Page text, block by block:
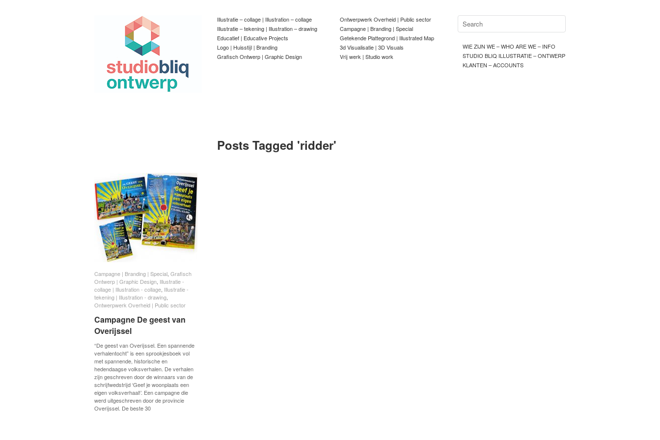
Illustratie – collage | Illustration – collage
Illustratie – tekening | Illustration – drawing
Educatief | Educative Projects
Logo | Huisstijl | Branding
Grafisch Ontwerp | Graphic Design
Ontwerpwerk Overheid | Public sector
Campagne | Branding | Special
Getekende Plattegrond | Illustrated Map
3d Visualisatie | 3D Visuals
Vrij werk | Studio work
WIE ZIJN WE – WHO ARE WE – INFO
STUDIO BLIQ ILLUSTRATIE – ONTWERP
KLANTEN – ACCOUNTS
Posts Tagged 'ridder'
Campagne | Branding | Special Grafisch
Ontwerp | Graphic Design Illustratie -
collage | Illustration - collage Illustratie -
tekening | Illustration - drawing
Ontwerpwerk Overheid | Public sector
Campagne De geest van
Overijssel
“De geest van Overijssel. Een spannende
verhalentocht” is een sprookjesboek vol
met spannende, historische en
hedendaagse volksverhalen. De verhalen
zijn geschreven door de winnaars van de
schrijfwedstrijd ‘Geef je woonplaats een
eigen volksverhaal!’. Een campagne die
werd uitgeschreven door de provincie
Overijssel. De beste 30
Campagne | Branding | Special Grafisch
Ontwerp | Graphic Design Illustratie -
collage | Illustration - collage Illustratie -
tekening | Illustration - drawing
Ontwerpwerk Overheid | Public sector
Campagne De geest van
Overijssel